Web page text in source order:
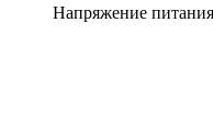
Напряжение питания